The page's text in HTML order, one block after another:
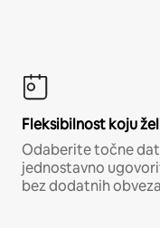
Fleksibilnost koju
Odaberite točne
jednostavno
bez dodatnih